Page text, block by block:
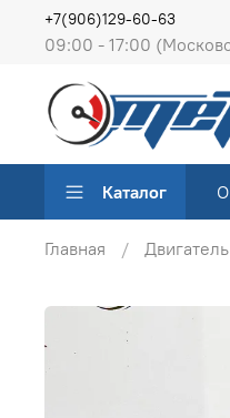
09:00 - 17:00
+7(906)129-60-63
Каталог
Главная Двигатель